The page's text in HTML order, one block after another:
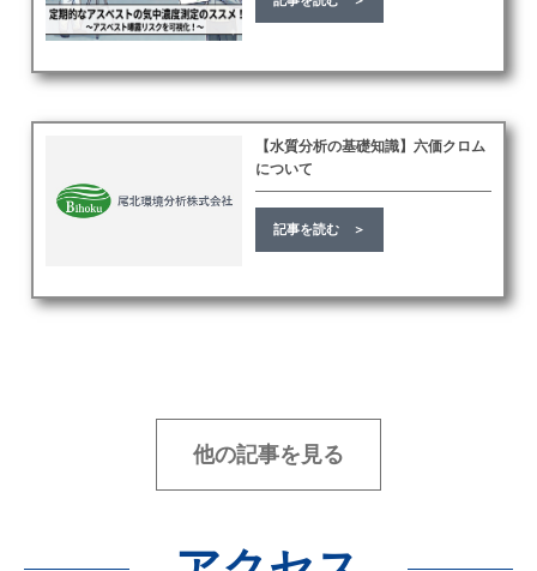
【水質分析の基礎知識】六価クロム
について
記事を読む ＞
他の記事を見る